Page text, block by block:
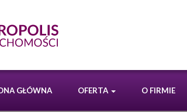
GŁÓWNA OFERTA O FIRMIE